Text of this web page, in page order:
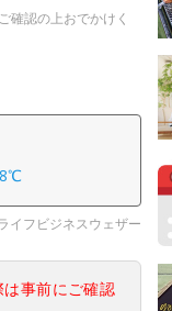
確認の上おでかけく
イフビジネスウェザー
事前にご確認